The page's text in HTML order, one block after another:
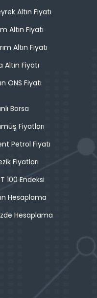
Altın Fiyatı
Altın Fiyatı
Altın Fiyatı
Altın Fiyatı
ONS Fiyatı
Borsa
Fiyatları
Petrol Fiyatı
Fiyatları
100 Endeksi
Hesaplama
Hesaplama